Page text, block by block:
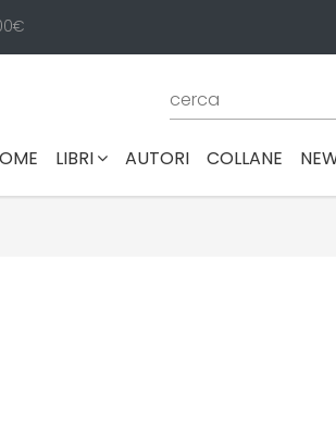
(CURRENT)
LIBRI AUTORI COLLANE